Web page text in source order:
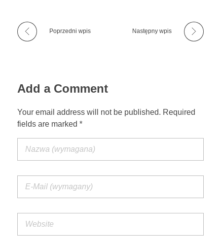
Poprzedni wpis Następny wpis
Add a Comment
Your email address will not be published. Required
fields are marked *